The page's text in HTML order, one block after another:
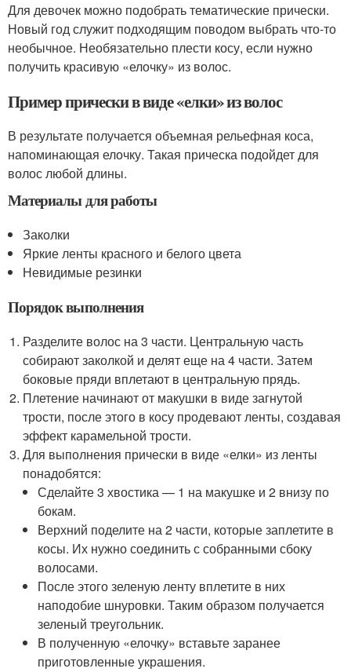
Для девочек можно подобрать тематические прически.
Новый год служит подходящим поводом выбрать что-то
необычное. Необязательно плести косу, если нужно
получить красивую «елочку» из волос.
Пример прически в виде «елки» из волос
В результате получается объемная рельефная коса,
напоминающая елочку. Такая прическа подойдет для
волос любой длины.
Материалы для работы
Заколки
Яркие ленты красного и белого цвета
Невидимые резинки
Порядок выполнения
Разделите волос на 3 части. Центральную часть
собирают заколкой и делят еще на 4 части. Затем
боковые пряди вплетают в центральную прядь.
Плетение начинают от макушки в виде загнутой
трости, после этого в косу продевают ленты, создавая
эффект карамельной трости.
Для выполнения прически в виде «елки» из ленты
понадобятся:
Сделайте 3 хвостика — 1 на макушке и 2 внизу по
бокам.
Верхний поделите на 2 части, которые заплетите в
косы. Их нужно соединить с собранными сбоку
волосами.
После этого зеленую ленту вплетите в них
наподобие шнуровки. Таким образом получается
зеленый треугольник.
В полученную «елочку» вставьте заранее
приготовленные украшения.